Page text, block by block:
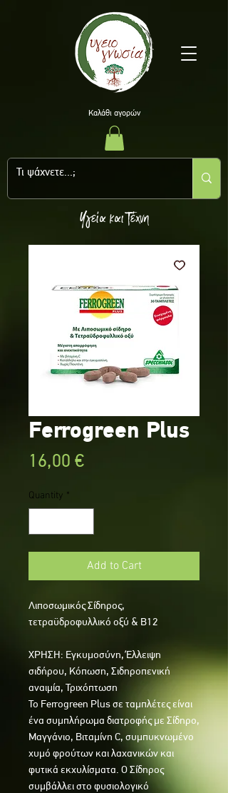
Υγεία και Τέχνη
Kαλάθι αγορών
Ferrogreen Plus
16,00 €Price
Quantity *
Add to Cart
Λιποσωμικός Σίδηρος,
τετραϋδροφυλλικό οξύ & Β12
ΧΡΗΣΗ: Εγκυμοσύνη, Έλλειψη
σιδήρου, Κόπωση, Σιδηροπενική
αναιμία, Τριχόπτωση
Το Ferrogreen Plus σε ταμπλέτες είναι
ένα συμπλήρωμα διατροφής με Σίδηρο,
Μαγγάνιο, Βιταμίνη C, συμπυκνωμένο
χυμό φρούτων και λαχανικών και
φυτικά εκχυλίσματα. Ο Σίδηρος
συμβάλλει στο φυσιολογικό